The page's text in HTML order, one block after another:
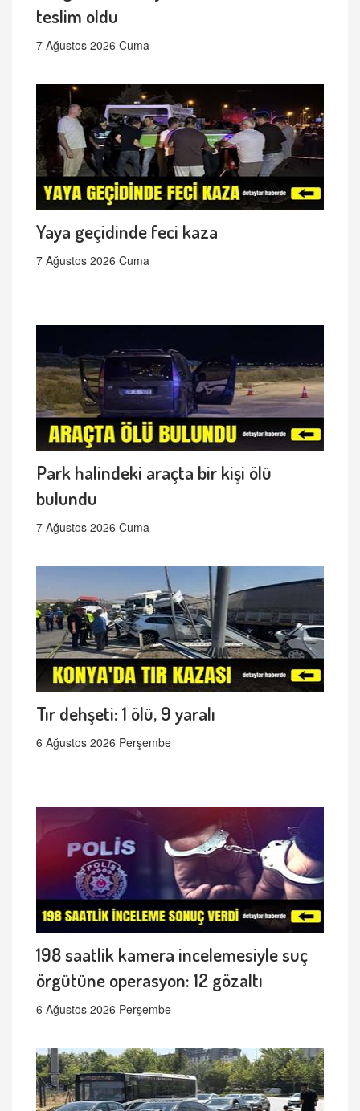
teslim oldu
7 Ağustos 2026 Cuma
Yaya geçidinde feci kaza
7 Ağustos 2026 Cuma
Park halindeki araçta bir kişi ölü
bulundu
7 Ağustos 2026 Cuma
Tır dehşeti: 1 ölü, 9 yaralı
6 Ağustos 2026 Perşembe
198 saatlik kamera incelemesiyle suç
örgütüne operasyon: 12 gözaltı
6 Ağustos 2026 Perşembe